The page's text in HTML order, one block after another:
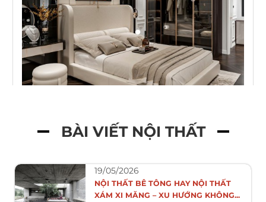
BÀI VIẾT NỘI THẤT
19/05/2026
NỘI THẤT BÊ TÔNG HAY NỘI THẤT
XÁM XI MĂNG – XU HƯỚNG KHÔNG...